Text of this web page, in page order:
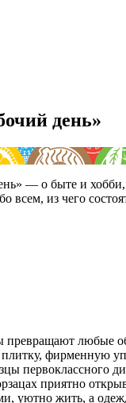
день»
— о быте и хобби,
всем, из чего
превращают любые
фирменную
первоклассного
приятно
уютно жить, а